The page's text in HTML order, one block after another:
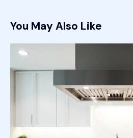
You May Also Like